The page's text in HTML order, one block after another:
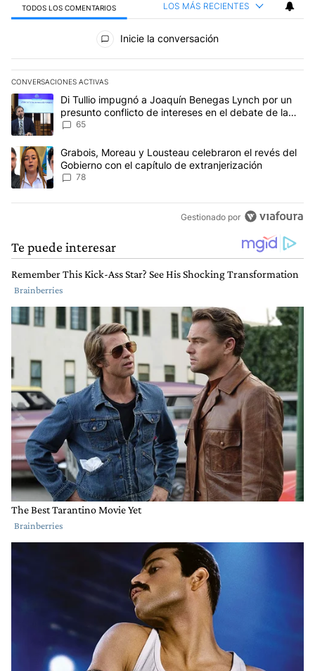
TODOS LOS COMENTARIOS LOS MÁS RECIENTES
Todos los comentarios
Inicie la conversación
CONVERSACIONES ACTIVAS
Este listado muestra los artículos con más comentarios en los
Un artículo de tendencia con el título "Di Tullio impugnó a
Di Tullio impugnó a Joaquín Benegas Lynch por un
presunto conflicto de intereses en el debate de la
Ley de Tierras
65
Un artículo de tendencia con el título "Grabois, Moreau y
Grabois, Moreau y Lousteau celebraron el revés del
Gobierno con el capítulo de extranjerización
78
Gestionado por